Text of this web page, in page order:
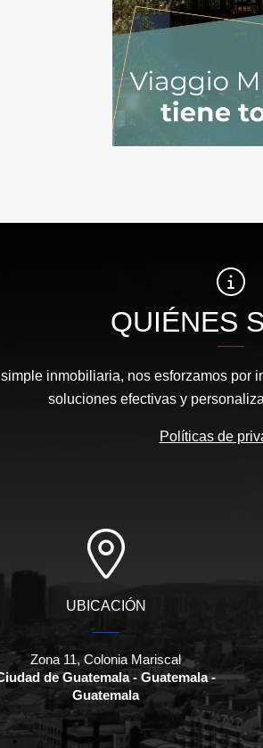
QUIÉNES
inmobiliaria, nos esforzamos por
soluciones efectivas y
Políticas de
UBICACIÓN
Zona 11, Colonia Mariscal
de Guatemala - Guatemala -
Guatemala